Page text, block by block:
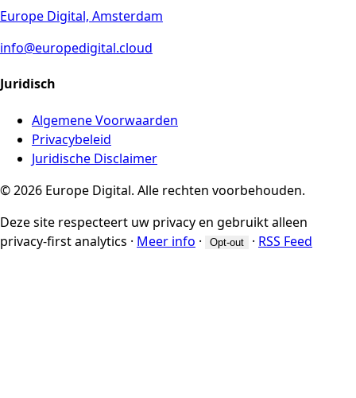
Europe Digital, Amsterdam
info@europedigital.cloud
Juridisch
Algemene Voorwaarden
Privacybeleid
Juridische Disclaimer
© 2026 Europe Digital. Alle rechten voorbehouden.
Deze site respecteert uw privacy en gebruikt alleen
privacy-first analytics · Meer info · Opt-out · RSS Feed